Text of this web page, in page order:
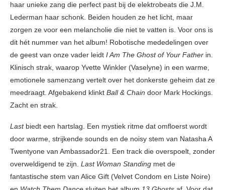
haar unieke zang die perfect past bij de elektrobeats die J.M.
Lederman haar schonk. Beiden houden ze het licht, maar
zorgen ze voor een melancholie die niet te vatten is. Voor ons is
dit hét nummer van het album! Robotische mededelingen over
de geest van onze vader leidt I Am The Ghost of Your Father in.
Klinisch strak, waarop Yvette Winkler (Vaselyne) in een warme,
emotionele samenzang vertelt over het donkerste geheim dat ze
meedraagt. Afgebakend klinkt Ball & Chain door Mark Hockings.
Zacht en strak.
Lastbiedt een hartslag. Een mystiek ritme dat omfloerst wordt
door warme, strijkende sounds en de noisy stem van Natasha A
Twentyone van Ambassador21. Een track die overspoelt, zonder
overweldigend te zijn. Last Woman Standing met de
fantastische stem van Alice Gift (Velvet Condom en Liste Noire)